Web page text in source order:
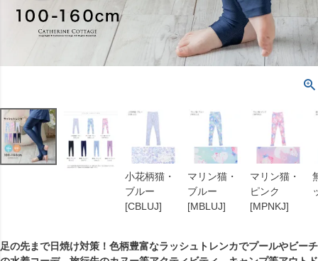
小花柄猫・
ブルー
[CBLUJ]
マリン猫・
ブルー
[MBLUJ]
マリン猫・
ピンク
[MPNKJ]
足の先まで日焼け対策！色柄豊富なラッシュトレンカでプールやビーチ